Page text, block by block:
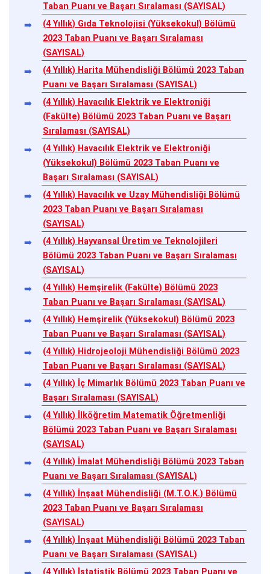
Taban Puanı ve Başarı Sıralaması (SAYISAL)
(4 Yıllık) Gıda Teknolojisi (Yüksekokul) Bölümü
2023 Taban Puanı ve Başarı Sıralaması
(SAYISAL)
(4 Yıllık) Harita Mühendisliği Bölümü 2023 Taban
Puanı ve Başarı Sıralaması (SAYISAL)
(4 Yıllık) Havacılık Elektrik ve Elektroniği
(Fakülte) Bölümü 2023 Taban Puanı ve Başarı
Sıralaması (SAYISAL)
(4 Yıllık) Havacılık Elektrik ve Elektroniği
(Yüksekokul) Bölümü 2023 Taban Puanı ve
Başarı Sıralaması (SAYISAL)
(4 Yıllık) Havacılık ve Uzay Mühendisliği Bölümü
2023 Taban Puanı ve Başarı Sıralaması
(SAYISAL)
(4 Yıllık) Hayvansal Üretim ve Teknolojileri
Bölümü 2023 Taban Puanı ve Başarı Sıralaması
(SAYISAL)
(4 Yıllık) Hemşirelik (Fakülte) Bölümü 2023
Taban Puanı ve Başarı Sıralaması (SAYISAL)
(4 Yıllık) Hemşirelik (Yüksekokul) Bölümü 2023
Taban Puanı ve Başarı Sıralaması (SAYISAL)
(4 Yıllık) Hidrojeoloji Mühendisliği Bölümü 2023
Taban Puanı ve Başarı Sıralaması (SAYISAL)
(4 Yıllık) İç Mimarlık Bölümü 2023 Taban Puanı ve
Başarı Sıralaması (SAYISAL)
(4 Yıllık) İlköğretim Matematik Öğretmenliği
Bölümü 2023 Taban Puanı ve Başarı Sıralaması
(SAYISAL)
(4 Yıllık) İmalat Mühendisliği Bölümü 2023 Taban
Puanı ve Başarı Sıralaması (SAYISAL)
(4 Yıllık) İnşaat Mühendisliği (M.T.O.K.) Bölümü
2023 Taban Puanı ve Başarı Sıralaması
(SAYISAL)
(4 Yıllık) İnşaat Mühendisliği Bölümü 2023 Taban
Puanı ve Başarı Sıralaması (SAYISAL)
(4 Yıllık) İstatistik Bölümü 2023 Taban Puanı ve